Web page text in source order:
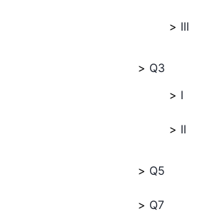
III
Q3
I
II
Q5
Q7